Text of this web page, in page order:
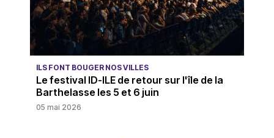
ILS FONT BOUGER NOS VILLES
Le festival ID-ILE de retour sur l'île de la
Barthelasse les 5 et 6 juin
05 mai 2026